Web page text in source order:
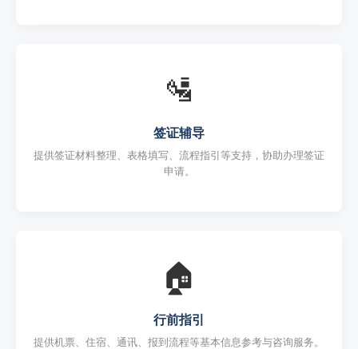
🛂
签证辅导
提供签证材料整理、表格填写、流程指引等支持，协助办理签证
申请。
🏠
行前指引
提供机票、住宿、通讯、报到流程等基本信息参考与咨询服务。